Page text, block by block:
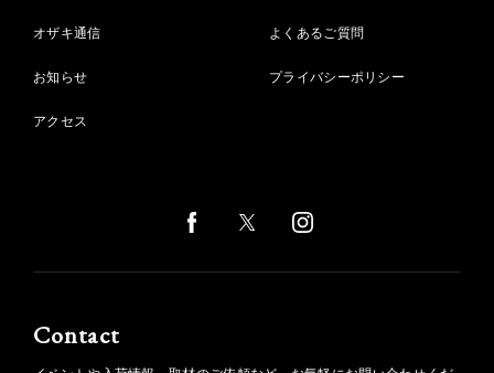
オザキ通信
お知らせ
アクセス
よくあるご質問
プライバシーポリシー
Contact